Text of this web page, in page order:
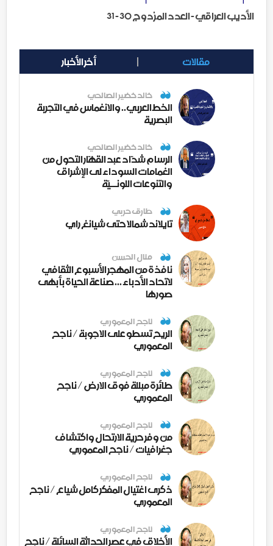
الأديب العراقي - العدد المزدوج 30 - 31
مقالات أخر الأخبار
خالد خضير الصالحي
الخط العربي.. والانغماس في التجربة
البصرية
خالد خضير الصالحي
الرسام شدّاد عبد القهّار التحول من
الغمامات السوداء لى الإشراق
والتنوعات اللونــيّة
طارق حربي
تايلاند شمالا حتى شيانغ راي
منال الحسن
نافذة من المهجر الأسبوع الثقافي
لاتحاد الأدباء ... صناعة الحياة بأبهى
صورها
ناجح المعموري
الريح تسطو على الاجوبة / ناجح
المعموري
ناجح المعموري
طائرة مبللة فوق الارض / ناجح
المعموري
ناجح المعموري
من وفر حرية الارتحال واكتشاف
جغرافيات / ناجح المعموري
ناجح المعموري
ذكرى اغتيال المفكر كامل شياع / ناجح
المعموري
ناجح المعموري
الأخلاق في عصر الحداثة السائلة / ناجح